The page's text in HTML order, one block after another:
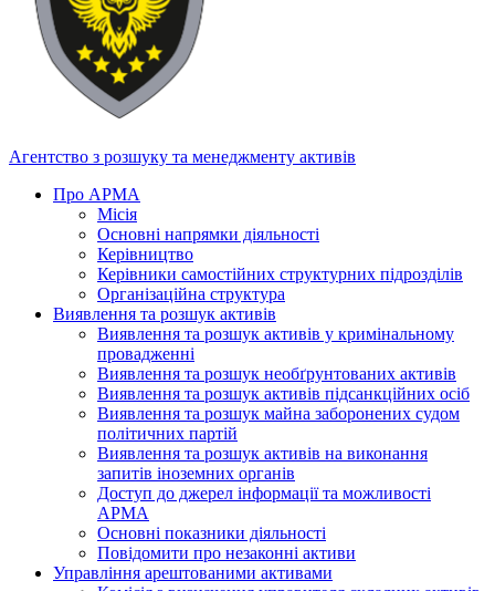
Агентство з розшуку та менеджменту активів
Про АРМА
Місія
Основні напрямки діяльності
Керівництво
Керівники самостійних структурних підрозділів
Організаційна структура
Виявлення та розшук активів
Виявлення та розшук активів у кримінальному
провадженні
Виявлення та розшук необґрунтованих активів
Виявлення та розшук активів підсанкційних осіб
Виявлення та розшук майна заборонених судом
політичних партій
Виявлення та розшук активів на виконання
запитів іноземних органів
Доступ до джерел інформації та можливості
АРМА
Основні показники діяльності
Повідомити про незаконні активи
Управління арештованими активами